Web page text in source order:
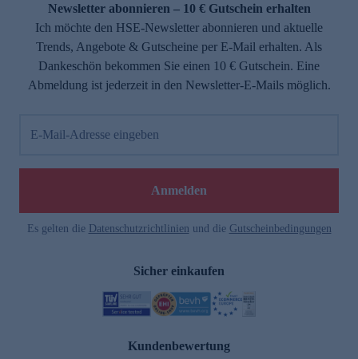
Newsletter abonnieren – 10 € Gutschein erhalten
Ich möchte den HSE-Newsletter abonnieren und aktuelle
Trends, Angebote & Gutscheine per E-Mail erhalten. Als
Dankeschön bekommen Sie einen 10 € Gutschein. Eine
Abmeldung ist jederzeit in den Newsletter-E-Mails möglich.
E-Mail-Adresse eingeben
Anmelden
Es gelten die Datenschutzrichtlinien und die Gutscheinbedingungen
Sicher einkaufen
Kundenbewertung